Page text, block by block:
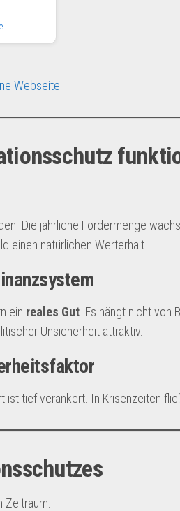
Webseite
Die jährliche Fördermenge
einen natürlichen Werterhalt.
ein reales Gut . Es hängt nicht
Unsicherheit attraktiv.
ist tief verankert. In Krisenzeiten